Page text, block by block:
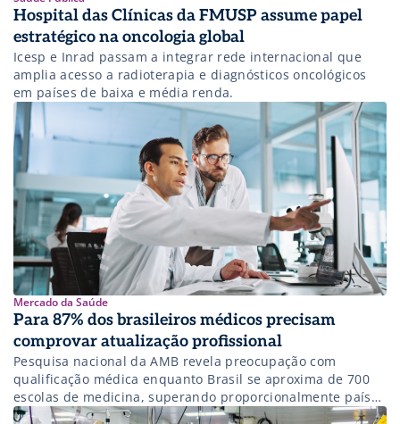
Hospital das Clínicas da FMUSP assume papel
estratégico na oncologia global
Icesp e Inrad passam a integrar rede internacional que
amplia acesso a radioterapia e diagnósticos oncológicos
em países de baixa e média renda.
Mercado da Saúde
Para 87% dos brasileiros médicos precisam
comprovar atualização profissional
Pesquisa nacional da AMB revela preocupação com
qualificação médica enquanto Brasil se aproxima de 700
escolas de medicina, superando proporcionalmente países
desenvolvidos.